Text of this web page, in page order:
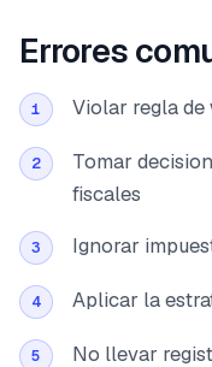
Errores
1 Violar regla
2
Tomar
fiscales
3 Ignorar
4 Aplicar la
5 No llevar